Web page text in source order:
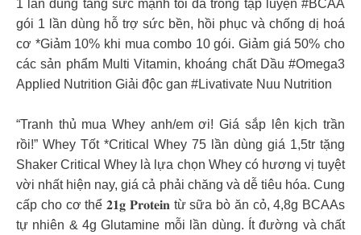
1 lần dùng tăng sức mạnh tối đa trong tập luyện #BCAA
gói 1 lần dùng hỗ trợ sức bền, hồi phục và chống dị hoá
cơ *Giảm 10% khi mua combo 10 gói. Giảm giá 50% cho
các sản phẩm Multi Vitamin, khoáng chất Dầu #Omega3
Applied Nutrition Giải độc gan #Livativate Nuu Nutrition
“Tranh thủ mua Whey anh/em ơi! Giá sắp lên kịch trần
rồi!” Whey Tốt *Critical Whey 75 lần dùng giá 1,5tr tặng
Shaker Critical Whey là lựa chọn Whey có hương vị tuyệt
vời nhất hiện nay, giá cả phải chăng và dễ tiêu hóa. Cung
cấp cho cơ thể 𝟐𝟏𝐠 𝐏𝐫𝐨𝐭𝐞𝐢𝐧 từ sữa bò ăn cỏ, 4,8g BCAAs
tự nhiên & 4g Glutamine mỗi lần dùng. Ít đường và chất